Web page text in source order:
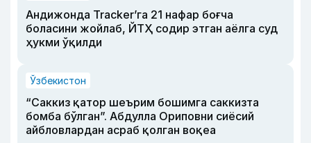
Андижонда Tracker’га 21 нафар боғча
боласини жойлаб, ЙТҲ содир этган аёлга суд
ҳукми ўқилди
Ўзбекистон
“Саккиз қатор шеърим бошимга саккизта
бомба бўлган”. Абдулла Ориповни сиёсий
айбловлардан асраб қолган воқеа